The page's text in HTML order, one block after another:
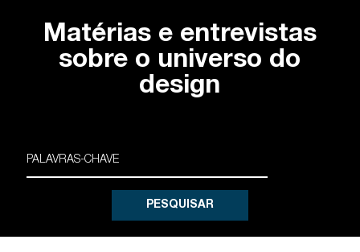
Matérias e entrevistas
sobre o universo do
design
PESQUISAR